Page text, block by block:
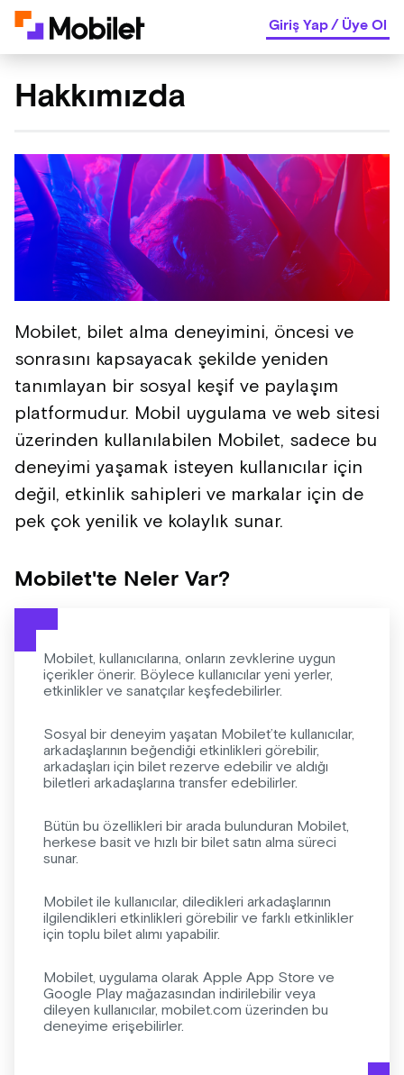
Giriş Yap/Üye Ol
Hakkımızda
Mobilet, bilet alma deneyimini, öncesi ve
sonrasını kapsayacak şekilde yeniden
tanımlayan bir sosyal keşif ve paylaşım
platformudur. Mobil uygulama ve web sitesi
üzerinden kullanılabilen Mobilet, sadece bu
deneyimi yaşamak isteyen kullanıcılar için
değil, etkinlik sahipleri ve markalar için de
pek çok yenilik ve kolaylık sunar.
Mobilet'te Neler Var?
Mobilet, kullanıcılarına, onların zevklerine uygun
içerikler önerir. Böylece kullanıcılar yeni yerler,
etkinlikler ve sanatçılar keşfedebilirler.
Sosyal bir deneyim yaşatan Mobilet’te kullanıcılar,
arkadaşlarının beğendiği etkinlikleri görebilir,
arkadaşları için bilet rezerve edebilir ve aldığı
biletleri arkadaşlarına transfer edebilirler.
Bütün bu özellikleri bir arada bulunduran Mobilet,
herkese basit ve hızlı bir bilet satın alma süreci
sunar.
Mobilet ile kullanıcılar, diledikleri arkadaşlarının
ilgilendikleri etkinlikleri görebilir ve farklı etkinlikler
için toplu bilet alımı yapabilir.
Mobilet, uygulama olarak Apple App Store ve
Google Play mağazasından indirilebilir veya
dileyen kullanıcılar, mobilet.com üzerinden bu
deneyime erişebilirler.